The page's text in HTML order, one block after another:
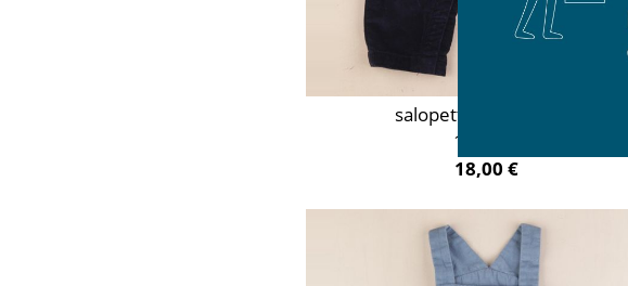
salopette doublé bleu
12 mois
18,00 €